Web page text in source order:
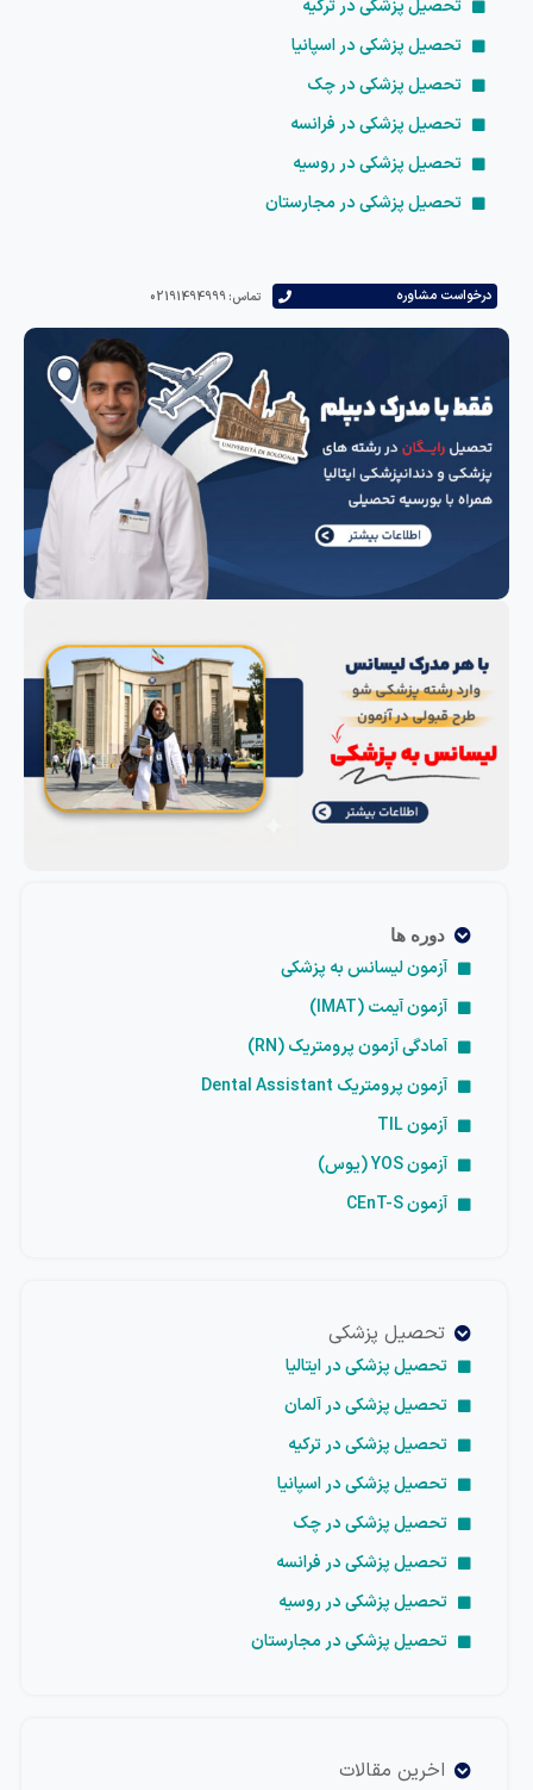
درخواست مشاوره تماس: 02191494999
دوره ها
آزمون لیسانس به پزشکی
آزمون آیمت (IMAT)
آمادگی آزمون پرومتریک (RN)
آزمون پرومتریک Dental Assistant
آزمون TIL
آزمون YOS (یوس)
آزمون CEnT-S
تحصیل پزشکی
تحصیل پزشکی در ایتالیا
تحصیل پزشکی در آلمان
تحصیل پزشکی در ترکیه
تحصیل پزشکی در اسپانیا
تحصیل پزشکی در چک
تحصیل پزشکی در فرانسه
تحصیل پزشکی در روسیه
تحصیل پزشکی در مجارستان
اخرین مقالات
تحصیل پزشکی در ترکیه
تحصیل پزشکی در اسپانیا
تحصیل پزشکی در چک
تحصیل پزشکی در فرانسه
تحصیل پزشکی در روسیه
تحصیل پزشکی در مجارستان